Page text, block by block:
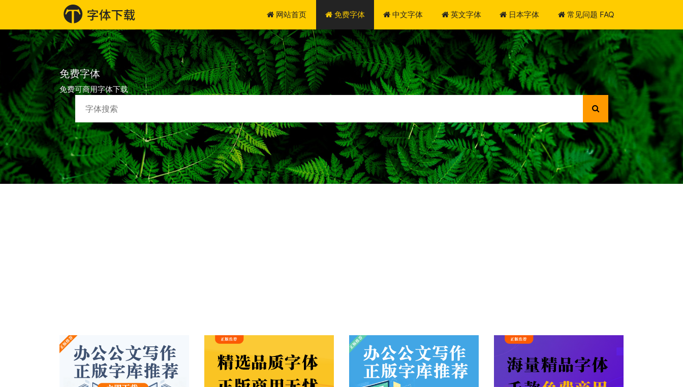
网站首页 免费字体 中文字体 英文字体 日本字体 常见问题 FAQ
免费字体
免费可商用字体下载